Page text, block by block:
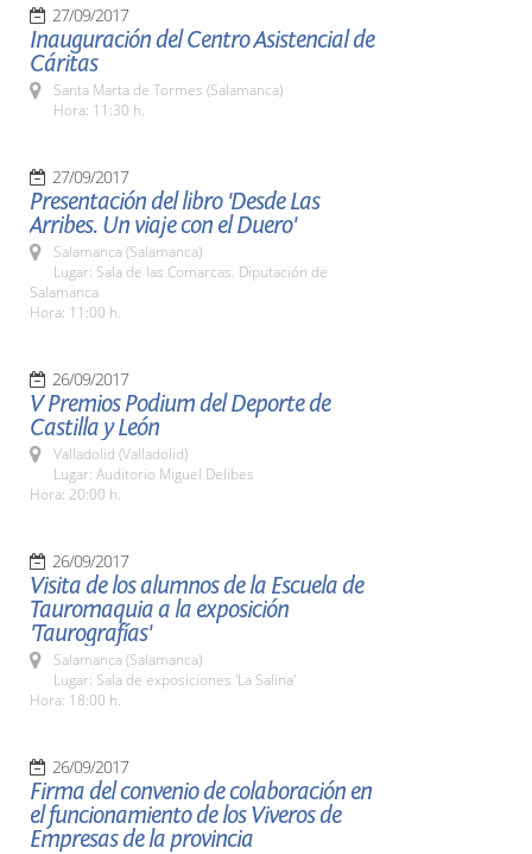
27/09/2017
Inauguración del Centro Asistencial de
Cáritas
Santa Marta de Tormes (Salamanca)
Hora: 11:30 h.
27/09/2017
Presentación del libro 'Desde Las
Arribes. Un viaje con el Duero'
Salamanca (Salamanca)
Lugar: Sala de las Comarcas. Diputación de
Salamanca
Hora: 11:00 h.
26/09/2017
V Premios Podium del Deporte de
Castilla y León
Valladolid (Valladolid)
Lugar: Auditorio Miguel Delibes
Hora: 20:00 h.
26/09/2017
Visita de los alumnos de la Escuela de
Tauromaquia a la exposición
'Taurografías'
Salamanca (Salamanca)
Lugar: Sala de exposiciones 'La Salina'
Hora: 18:00 h.
26/09/2017
Firma del convenio de colaboración en
el funcionamiento de los Viveros de
Empresas de la provincia